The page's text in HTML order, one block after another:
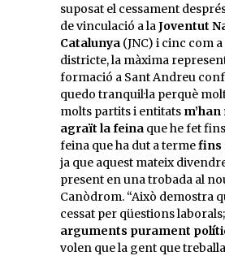
suposat el cessament
de vinculació a laJoventut
Catalunya (JNC) i cinc com
districte, la màxima
formació a Sant Andreu
quedo tranquil·la perquè
molts partits i entitats
agraït la feina que he fet
feina que ha dut a termefins
ja que aquest mateix
present en una trobada al
Canòdrom. “Això demostra
cessat per qüestions
arguments purament
volen que la gent que